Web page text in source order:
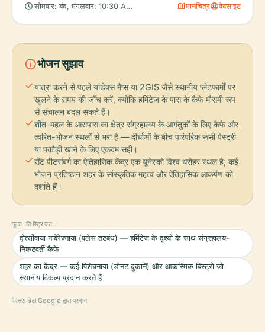
schedule सोमवार: बंद, मंगलवार: 10:30 AM – 6:00 PM, बुधवार: 10:30 AM – 8:00
mapमानचित्रlanguageवेबसाइट
infoभोजन सुझाव
checkयात्रा करने से पहले यांडेक्स मैप्स या 2GIS जैसे स्थानीय प्लेटफार्मों पर
खुलने के समय की जाँच करें, क्योंकि हर्मिटेज के पास के कैफे मौसमी रूप
से संचालन बदल सकते हैं।
checkशीत-महल के आसपास का क्षेत्र संग्रहालय के आगंतुकों के लिए कैफे और
त्वरित-भोजन स्थलों से भरा है — दीर्घाओं के बीच पारंपरिक रूसी पेस्ट्री
या पकौड़ी खाने के लिए एकदम सही।
checkसेंट पीटर्सबर्ग का ऐतिहासिक केंद्र एक यूनेस्को विश्व धरोहर स्थल है; कई
भोजन प्रतिष्ठान शहर के सांस्कृतिक महत्व और ऐतिहासिक आकर्षण को
दर्शाते हैं।
फूड डिस्ट्रिक्ट:
द्वोर्त्सोवाया नाबेरेज़्नाया (पलेस तटबंध) — हर्मिटेज के दृश्यों के साथ संग्रहालय-
निकटवर्ती कैफे
शहर का केंद्र — कई पिशेचनाया (डोनट दुकानें) और आकस्मिक बिस्ट्रो जो
स्थानीय विकल्प प्रदान करते हैं
रेस्तरां डेटा Google द्वारा प्रदान